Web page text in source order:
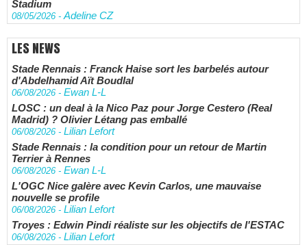
Stadium
08/05/2026 -Adeline CZ
LES NEWS
Stade Rennais : Franck Haise sort les barbelés autour
d'Abdelhamid Aït Boudlal
06/08/2026 - Ewan L-L
LOSC : un deal à la Nico Paz pour Jorge Cestero (Real
Madrid) ? Olivier Létang pas emballé
06/08/2026 - Lilian Lefort
Stade Rennais : la condition pour un retour de Martin
Terrier à Rennes
06/08/2026 - Ewan L-L
L'OGC Nice galère avec Kevin Carlos, une mauvaise
nouvelle se profile
06/08/2026 - Lilian Lefort
Troyes : Edwin Pindi réaliste sur les objectifs de l'ESTAC
06/08/2026 - Lilian Lefort